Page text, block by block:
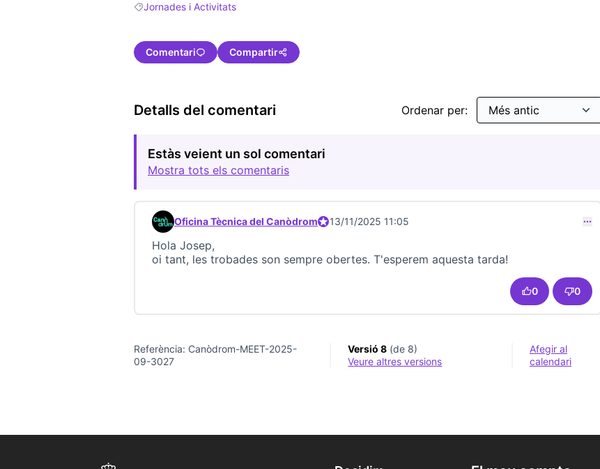
Resultats en filtrar per: Jornades i Activitats
Jornades i Activitats
Comentari Compartir
Detalls del comentari Ordenar per:
Estàs veient un sol comentari
Mostra tots els comentaris
Comentari 23687 (respon al comentari 23686)
Oficina Tècnica del CanòdromParticipant oficial
13/11/2025 11:05
Hola Josep,
oi tant, les trobades son sempre obertes. T'esperem aquesta tarda!
0 0
Referència: Canòdrom-MEET-2025-
09-3027
Versió 8 (de 8)
veure altres versions
Afegir al
calendari